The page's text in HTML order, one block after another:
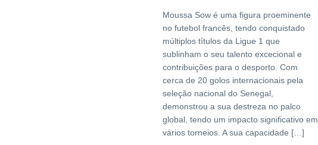
Moussa Sow é uma figura proeminente
no futebol francês, tendo conquistado
múltiplos títulos da Ligue 1 que
sublinham o seu talento excecional e
contribuições para o desporto. Com
cerca de 20 golos internacionais pela
seleção nacional do Senegal,
demonstrou a sua destreza no palco
global, tendo um impacto significativo em
vários torneios. A sua capacidade […]